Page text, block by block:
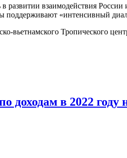
развитии взаимодействия
поддерживают «интенсивный
вьетнамского Тропического
доходам в 2022 году